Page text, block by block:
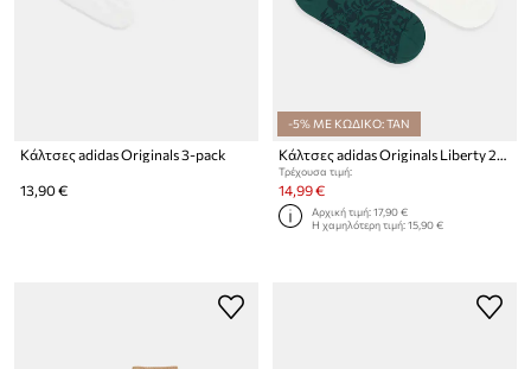
Κάλτσες adidas Originals 3-pack
13,90 €
-5% ΜΕ ΚΩΔΙΚΟ: TAN
Κάλτσες adidas Originals Liberty 2-pack
Τρέχουσα τιμή:
14,99 €
Αρχική τιμή:17,90 €
Η χαμηλότερη τιμή:15,90 €